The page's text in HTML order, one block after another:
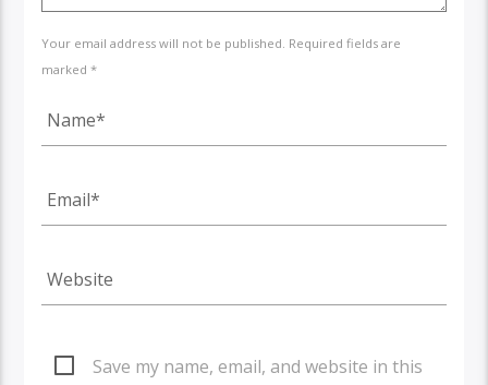
Your email address will not be published. Required fields are
marked *
Save my name, email, and website in this